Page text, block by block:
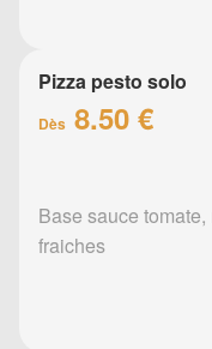
Pizza pesto solo
Dès 8.50 €
Base sauce
fraiches